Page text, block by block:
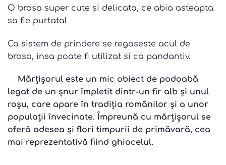
O brosa super cute si delicata, ce abia asteapta
sa fie purtata!
Ca sistem de prindere se regaseste acul de
brosa, insa poate fi utilizat si ca pandantiv.
Mărțișorul este un mic obiect de podoabă
legat de un șnur împletit dintr-un fir alb și unul
roșu, care apare în tradiția românilor și a unor
populații învecinate. Împreună cu mărțișorul se
oferă adesea și flori timpurii de primăvară, cea
mai reprezentativă fiind ghiocelul.